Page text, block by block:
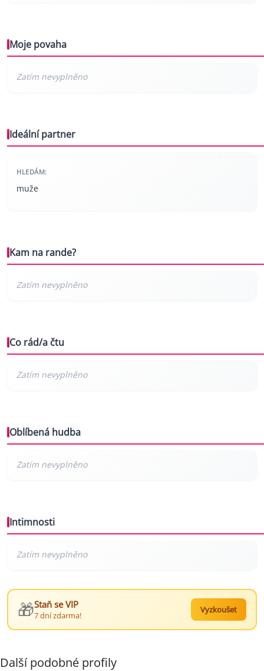
Moje povaha
Ideální partner
HLEDÁM:
muže
Kam na rande?
Co rád/a čtu
Oblíbená hudba
Intimnosti
🎁Staň se VIP
7 dní zdarma!
Vyzkoušet
Další podobné profily